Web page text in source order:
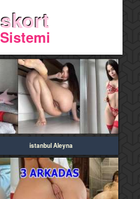
istanbul Aleyna